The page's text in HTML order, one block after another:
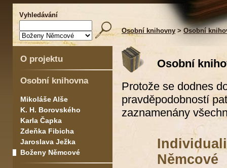
Vyhledávání
Osobní knihovny > Osobní
O projektu
Osobní knihovna
Mikoláše Alše
K. H. Borovského
Karla Čapka
Zdeňka Fibicha
Jaroslava Ježka
Boženy Němcové
Osobní
Protože se dodnes
pravděpodobností
zaznamenány
Němcové